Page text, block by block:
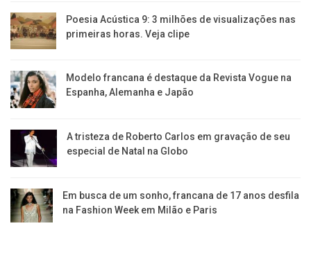
Poesia Acústica 9: 3 milhões de visualizações nas
primeiras horas. Veja clipe
Modelo francana é destaque da Revista Vogue na
Espanha, Alemanha e Japão
A tristeza de Roberto Carlos em gravação de seu
especial de Natal na Globo
Em busca de um sonho, francana de 17 anos desfila
na Fashion Week em Milão e Paris